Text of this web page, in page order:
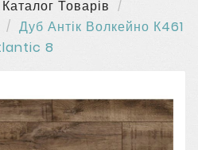
Каталог Товарів
Дуб Антік Волкейно К461
8